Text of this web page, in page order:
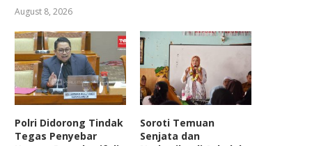
August 8, 2026
Polri Didorong Tindak
Tegas Penyebar
Soroti Temuan
Senjata dan